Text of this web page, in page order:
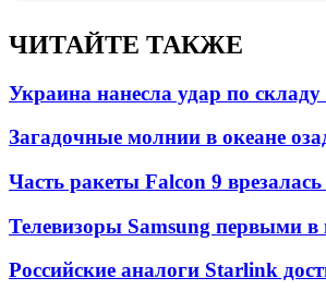
ЧИТАЙТЕ ТАКЖЕ
Украина нанесла удар по
Загадочные молнии в океане
Часть ракеты Falcon 9
Телевизоры Samsung первыми
Российские аналоги Starlink